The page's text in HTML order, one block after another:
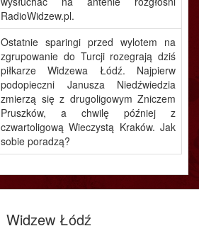
RadioWidzew.pl.
Ostatnie sparingi przed wylotem na
zgrupowanie do Turcji rozegrają dziś
piłkarze Widzewa Łódź. Najpierw
podopieczni Janusza Niedźwiedzia
zmierzą się z drugoligowym Zniczem
Pruszków, a chwilę później z
czwartoligową Wieczystą Kraków. Jak
sobie poradzą?
Widzew Łódź